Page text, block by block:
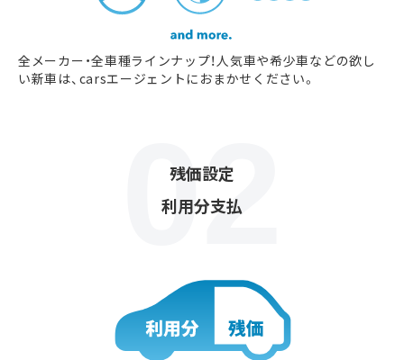
全メーカー・全車種ラインナップ！人気車や希少車などの欲し
い新車は、carsエージェントにおまかせください。
残価設定
利用分支払